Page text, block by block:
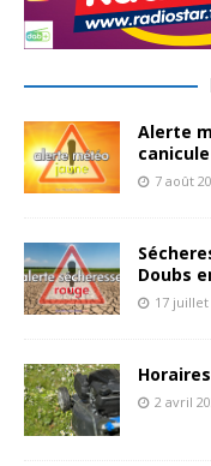
Alerte
7 août
Doubs
17 juillet
2 avril